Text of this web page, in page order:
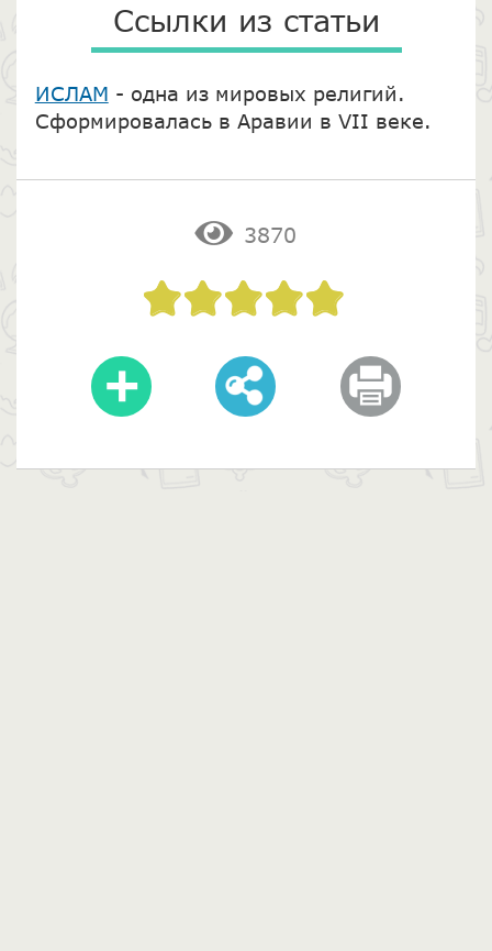
Ссылки из статьи
ИСЛАМ - одна из мировых религий.
Сформировалась в Аравии в VII веке.
3870